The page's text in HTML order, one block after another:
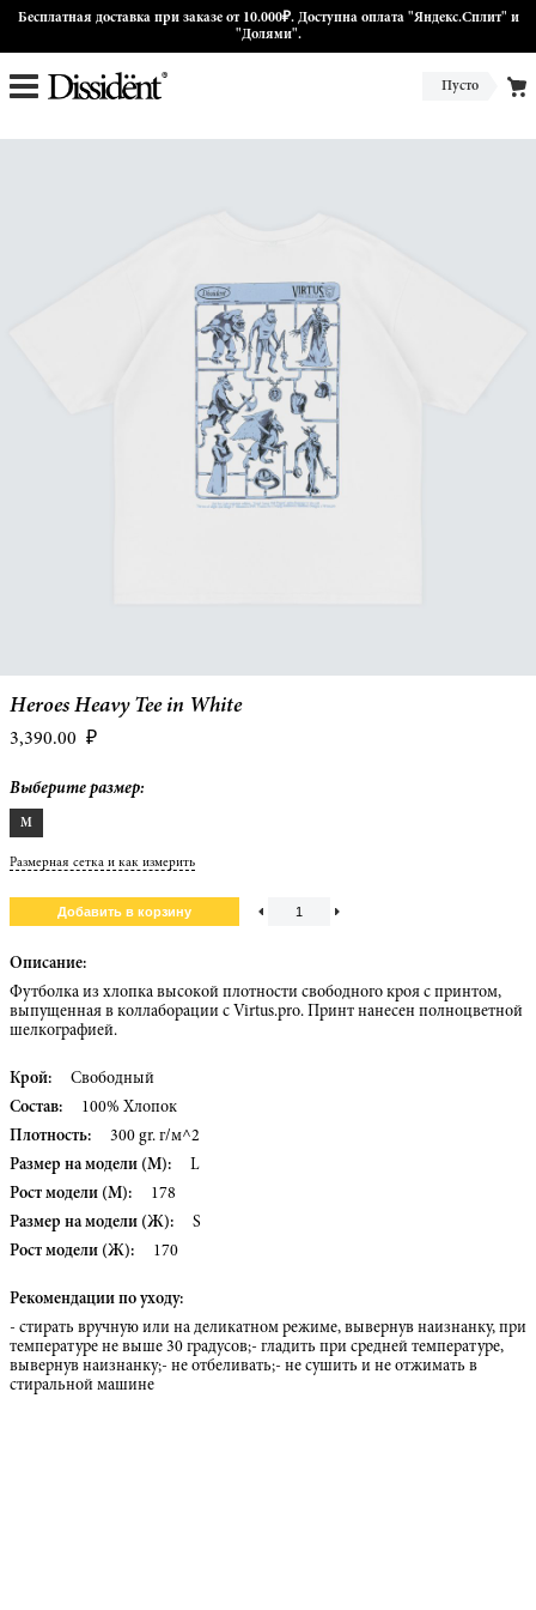
Бесплатная доставка при заказе от 10.000₽. Доступна оплата "Яндекс.Сплит" и
"Долями".
Пусто
Heroes Heavy Tee in White
3,390.00 ₽
Выберите размер:
M
Размерная сетка и как измерить
Описание:
Футболка из хлопка высокой плотности свободного кроя с принтом,
выпущенная в коллаборации с Virtus.pro. Принт нанесен полноцветной
шелкографией.
Крой:
Свободный
Состав:
100% Хлопок
Плотность:
300 gr. г/м^2
Размер на модели (М):
L
Рост модели (М):
178
Размер на модели (Ж):
S
Рост модели (Ж):
170
Рекомендации по уходу:
- стирать вручную или на деликатном режиме, вывернув наизнанку, при
температуре не выше 30 градусов;- гладить при средней температуре,
вывернув наизнанку;- не отбеливать;- не сушить и не отжимать в
стиральной машине